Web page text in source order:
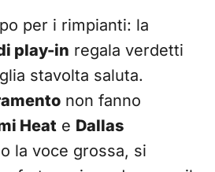
per i rimpianti: la
play-in regala verdetti
stavolta saluta.
non fanno
Heat e Dallas
la voce grossa, si